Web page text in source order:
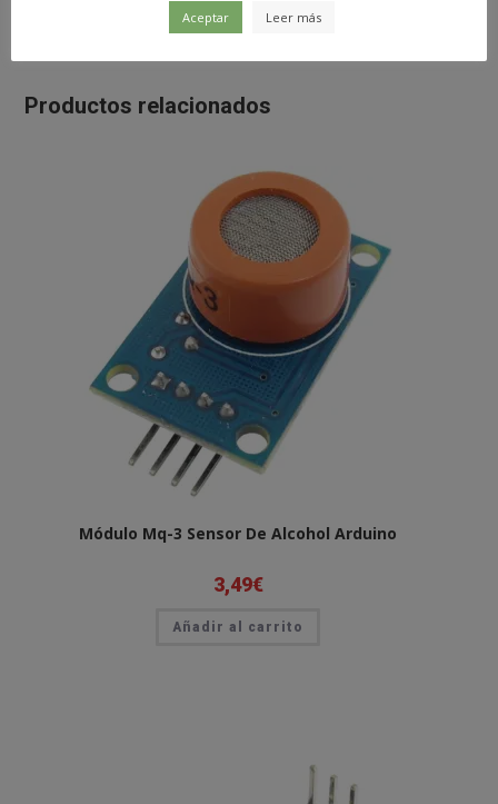
Productos relacionados
Módulo Mq-3 Sensor De Alcohol Arduino
3,49€
Añadir al carrito
Aceptar Leer más